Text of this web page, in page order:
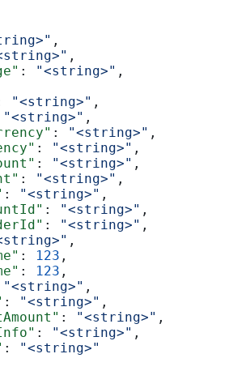
,
,
: "<string>" ,
"<string>" ,
"<string>" ,
: "<string>" ,
: "<string>" ,
: "<string>" ,
: "<string>" ,
: "<string>" ,
: "<string>" ,
: "<string>" ,
,
: 123 ,
: 123 ,
"<string>" ,
: "<string>" ,
: "<string>" ,
: "<string>" ,
:
"<string>"